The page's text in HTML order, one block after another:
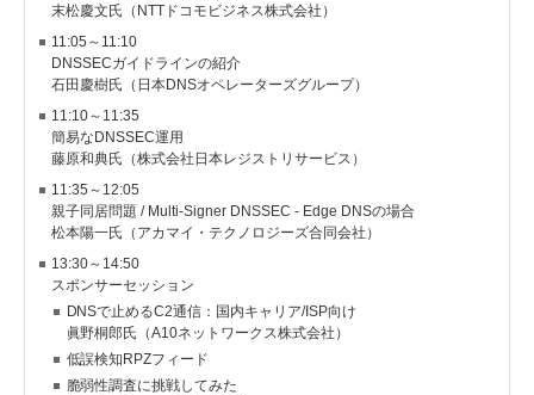
末松慶文氏（NTTドコモビジネス株式会社）
11:05～11:10
DNSSECガイドラインの紹介
石田慶樹氏（日本DNSオペレーターズグループ）
11:10～11:35
簡易なDNSSEC運用
藤原和典氏（株式会社日本レジストリサービス）
11:35～12:05
親子同居問題 / Multi-Signer DNSSEC - Edge DNSの場合
松本陽一氏（アカマイ・テクノロジーズ合同会社）
13:30～14:50
スポンサーセッション
DNSで止めるC2通信：国内キャリア/ISP向け
眞野桐郎氏（A10ネットワークス株式会社）
低誤検知RPZフィード
脆弱性調査に挑戦してみた